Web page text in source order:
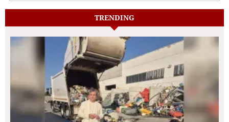
TRENDING